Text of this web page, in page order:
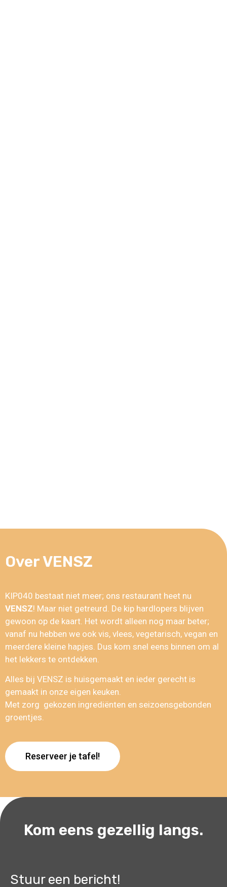
Over VENSZ
KIP040 bestaat niet meer; ons restaurant heet nu
VENSZ! Maar niet getreurd. De kip hardlopers blijven
gewoon op de kaart. Het wordt alleen nog maar beter;
vanaf nu hebben we ook vis, vlees, vegetarisch, vegan en
meerdere kleine hapjes. Dus kom snel eens binnen om al
het lekkers te ontdekken.
Alles bij VENSZ is huisgemaakt en ieder gerecht is
gemaakt in onze eigen keuken.
Met zorg gekozen ingrediënten en seizoensgebonden
groentjes.
Reserveer je tafel!
Kom eens gezellig langs.
Stuur een bericht!